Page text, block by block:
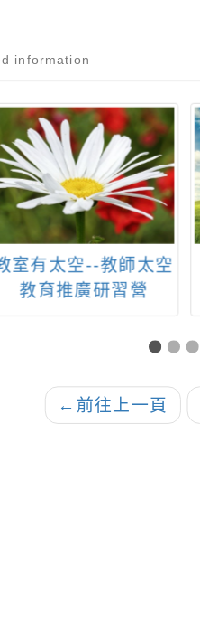
information
室有太空--教師太空
教育推廣研習營
← 前往上一頁